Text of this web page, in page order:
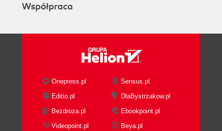
Współpraca
Onepress.pl
Sensus.pl
Editio.pl
DlaBystrzakow.pl
Bezdroza.pl
Ebookpoint.pl
Videopoint.pl
Beya.pl